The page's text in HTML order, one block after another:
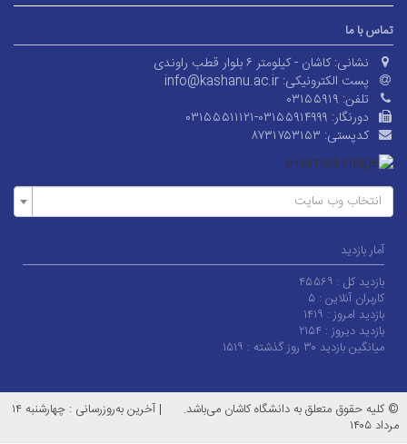
تماس با ما
نشانی: کاشان - کیلومتر ۶ بلوار قطب راوندی
پست الکترونیکی: info@kashanu.ac.ir
تلفن: ۰۳۱۵۵۹۱۹
دورنگار: ۰۳۱۵۵۵۱۱۱۲۱-۰۳۱۵۵۹۱۴۹۹۹
کدپستی: ۸۷۳۱۷۵۳۱۵۳
انتخاب وب سایت
آمار بازدید
بازدید کل : ۴۵۵۶۹
کاربران آنلاین : ۵
بازدید امروز : ۱۴۱۹
بازدید دیروز : ۲۱۵۴
میانگین بازدید ۳۰ روز گذشته :
۱۵۱۹
© کلیه حقوق متعلق به دانشگاه کاشان می‌باشد. |
آخرین به‌روزرسانی : چهارشنبه ۱۴
مرداد ۱۴۰۵